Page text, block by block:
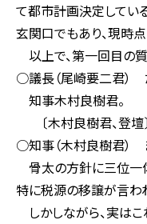
て都市計画決定してい
玄関口でもあり、現時
以上で、第一回目の
○議長（尾崎要二君）
知事木村良樹君。
〔木村良樹君、登壇〕
○知事（木村良樹君）
骨太の方針に三位一
特に税源の移譲が言わ
しかしながら、実は